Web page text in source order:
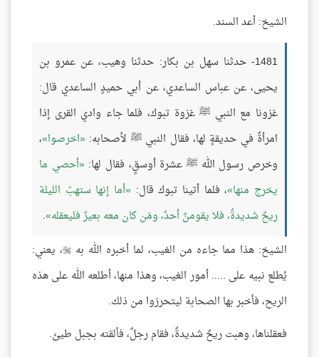
الشيخ: أعد السند.
1481- حدثنا سهل بن بكار: حدثنا وهيب، عن عمرو بن
يحيى، عن عباس الساعدي، عن أبي حميدٍ الساعدي قال:
غزونا مع النبي ﷺ غزوة تبوك، فلما جاء وادي القرى إذا
امرأةٌ في حديقةٍ لها، فقال النبي ﷺ لأصحابه: اخرصوا ،
وخرص رسول الله ﷺ عشرة أوسقٍ، فقال لها: أحصي ما
يخرج منها ، فلما أتينا تبوك قال: أما إنها ستهبّ الليلة
ريحٌ شديدةٌ، فلا يقومنَّ أحدٌ، ومَن كان معه بعيرٌ فليعقله .
الشيخ: هذا مما جاءه من الغيب، لما أخبره الله به ، يعني:
يُطلع نبيه على ..... أمور الغيب، وهذا منها، أطلعه الله على هذه
الريح، فأخبر بها الصحابة ليتحرزوا من ذلك.
فعقلناها، وهبت ريحٌ شديدةٌ، فقام رجلٌ، فألقته بجبل طيئ.